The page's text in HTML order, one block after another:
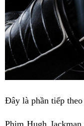
Đây là phần tiếp theo